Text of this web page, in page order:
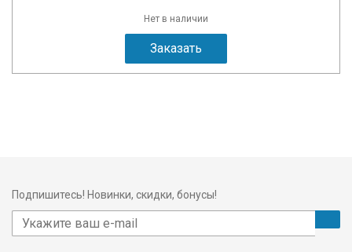
Нет в наличии
Заказать
Подпишитесь! Новинки, скидки, бонусы!